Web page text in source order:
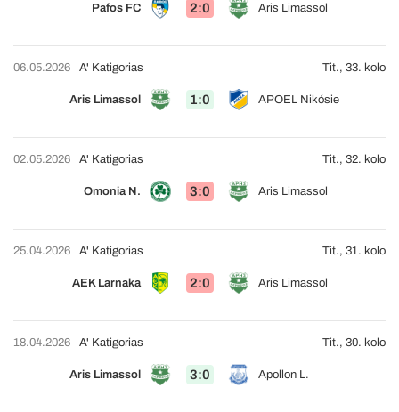
Pafos FC 2:0 Aris Limassol
06.05.2026
Aris Limassol 1:0 APOEL Nikósie
A' Katigorias Tit., 33. kolo
02.05.2026
Omonia N. 3:0 Aris Limassol
A' Katigorias Tit., 32. kolo
25.04.2026
AEK Larnaka 2:0 Aris Limassol
A' Katigorias Tit., 31. kolo
18.04.2026
Aris Limassol 3:0 Apollon L.
A' Katigorias Tit., 30. kolo